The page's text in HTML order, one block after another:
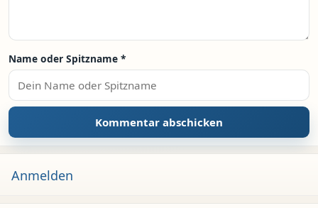
Name oder Spitzname *
Anmelden